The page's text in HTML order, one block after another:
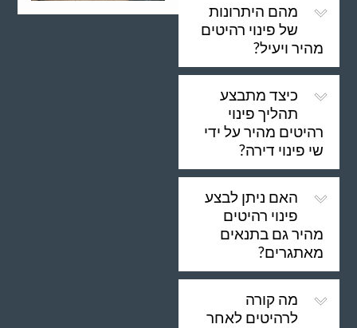
מהם היתרונות
של פינוי רהיטים
מהיר ויעיל?
כיצד מתבצע
תהליך פינוי
רהיטים מהיר על ידי
שי פינוי דירה?
האם ניתן לבצע
פינוי רהיטים
מהיר גם בתנאים
מאתגרים?
מה קורה
לרהיטים לאחר